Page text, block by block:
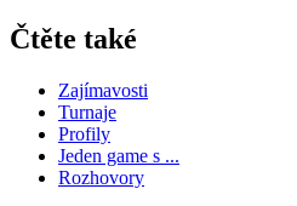
Čtěte také
Zajímavosti
Turnaje
Profily
Jeden game s ...
Rozhovory